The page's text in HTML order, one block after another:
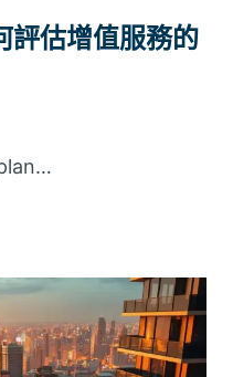
估增值服務的